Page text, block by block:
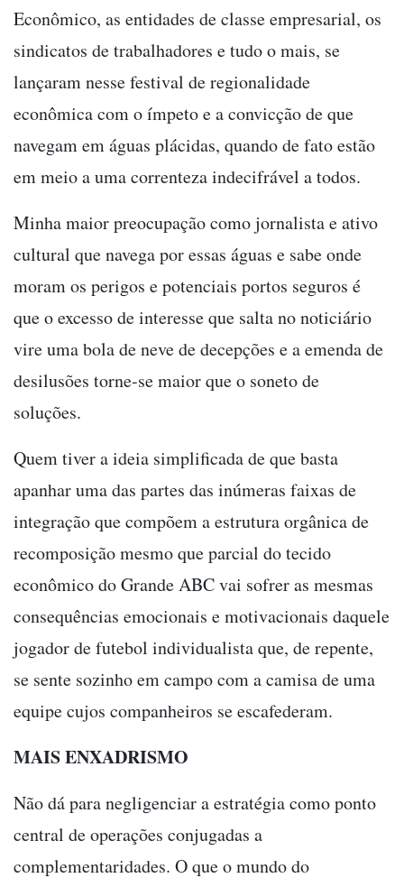
Econômico, as entidades de classe empresarial, os
sindicatos de trabalhadores e tudo o mais, se
lançaram nesse festival de regionalidade
econômica com o ímpeto e a convicção de que
navegam em águas plácidas, quando de fato estão
em meio a uma correnteza indecifrável a todos.
Minha maior preocupação como jornalista e ativo
cultural que navega por essas águas e sabe onde
moram os perigos e potenciais portos seguros é
que o excesso de interesse que salta no noticiário
vire uma bola de neve de decepções e a emenda de
desilusões torne-se maior que o soneto de
soluções.
Quem tiver a ideia simplificada de que basta
apanhar uma das partes das inúmeras faixas de
integração que compõem a estrutura orgânica de
recomposição mesmo que parcial do tecido
econômico do Grande ABC vai sofrer as mesmas
consequências emocionais e motivacionais daquele
jogador de futebol individualista que, de repente,
se sente sozinho em campo com a camisa de uma
equipe cujos companheiros se escafederam.
MAIS ENXADRISMO
Não dá para negligenciar a estratégia como ponto
central de operações conjugadas a
complementaridades. O que o mundo do